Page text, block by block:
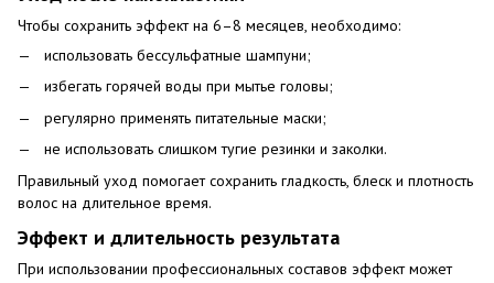
Чтобы сохранить эффект на 6–8 месяцев, необходимо:
использовать бессульфатные шампуни;
избегать горячей воды при мытье головы;
регулярно применять питательные маски;
не использовать слишком тугие резинки и заколки.
Правильный уход помогает сохранить гладкость, блеск и плотность
волос на длительное время.
Эффект и длительность результата
При использовании профессиональных составов эффект может